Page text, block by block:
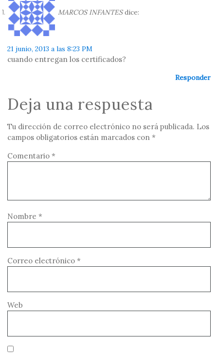
MARCOS INFANTES dice:
21 junio, 2013 a las 8:23 PM
cuando entregan los certificados?
Responder
Deja una respuesta
Tu dirección de correo electrónico no será publicada. Los
campos obligatorios están marcados con *
Comentario *
Nombre *
Correo electrónico *
Web